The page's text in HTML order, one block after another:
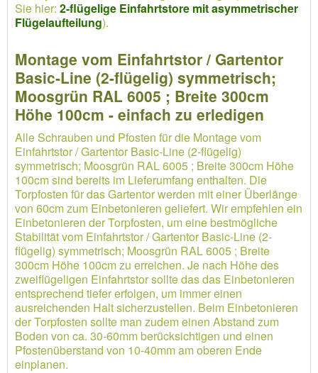
Sie hier: 2-flügelige Einfahrtstore mit asymmetrischer
Flügelaufteilung).
Montage vom Einfahrtstor / Gartentor
Basic-Line (2-flügelig) symmetrisch;
Moosgrün RAL 6005 ; Breite 300cm
Höhe 100cm - einfach zu erledigen
Alle Schrauben und Pfosten für die Montage vom
Einfahrtstor / Gartentor Basic-Line (2-flügelig)
symmetrisch; Moosgrün RAL 6005 ; Breite 300cm Höhe
100cm sind bereits im Lieferumfang enthalten. Die
Torpfosten für das Gartentor werden mit einer Überlänge
von 60cm zum Einbetonieren geliefert. Wir empfehlen ein
Einbetonieren der Torpfosten, um eine bestmögliche
Stabilität vom Einfahrtstor / Gartentor Basic-Line (2-
flügelig) symmetrisch; Moosgrün RAL 6005 ; Breite
300cm Höhe 100cm zu erreichen. Je nach Höhe des
zweiflügeligen Einfahrtstor sollte das das Einbetonieren
entsprechend tiefer erfolgen, um immer einen
ausreichenden Halt sicherzustellen. Beim Einbetonieren
der Torpfosten sollte man zudem einen Abstand zum
Boden von ca. 30-60mm berücksichtigen und einen
Pfostenüberstand von 10-40mm am oberen Ende
einplanen.